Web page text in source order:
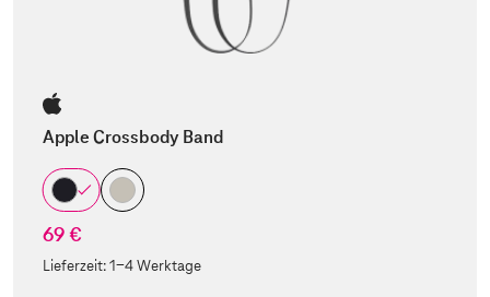
Apple Crossbody Band
69 €
Lieferzeit:1-4 Werktage